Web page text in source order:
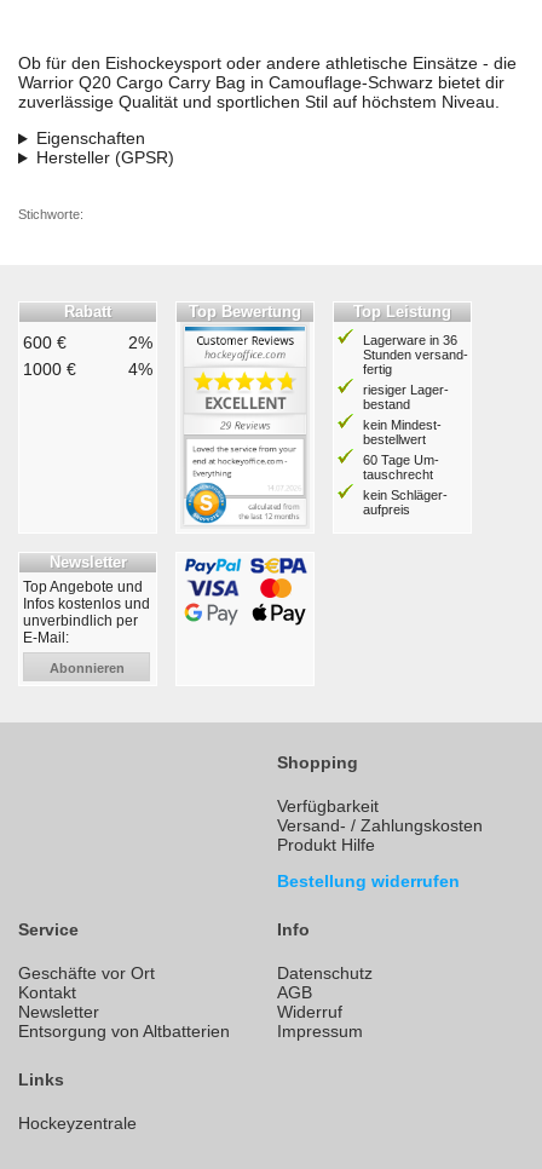
Ob für den Eishockeysport oder andere athletische Einsätze - die
Warrior Q20 Cargo Carry Bag in Camouflage-Schwarz bietet dir
zuverlässige Qualität und sportlichen Stil auf höchstem Niveau.
Eigenschaften
Hersteller (GPSR)
Stichworte:
Rabatt
600 €
2%
1000 €
4%
Top Bewertung Top Leistung
Lagerware in 36
Stunden ver­sand­
fertig
riesiger Lager­
bestand
kein Mindest­
bestell­wert
60 Tage Um­
tausch­recht
kein Schläger­
aufpreis
Newsletter
Top Angebote und
Infos kostenlos und
unverbindlich per
E-Mail:
Abonnieren
Shopping
Verfügbarkeit
Versand- / Zahlungskosten
Produkt Hilfe
Bestellung widerrufen
Service
Geschäfte vor Ort
Kontakt
Newsletter
Entsorgung von Altbatterien
Info
Datenschutz
AGB
Widerruf
Impressum
Links
Hockeyzentrale